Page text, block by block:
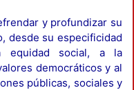
y profundizar su
desde su especificidad
equidad social, a la
democráticos y al
públicas, sociales y